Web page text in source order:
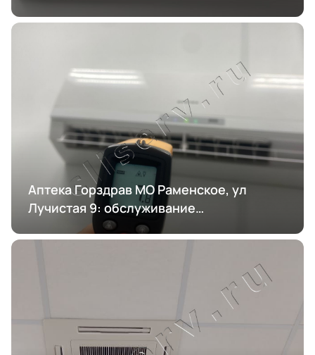
Аптека Горздрав МО Раменское, ул
Лучистая 9: обслуживание
кондиционирования